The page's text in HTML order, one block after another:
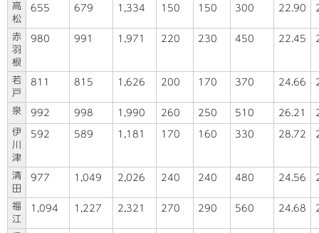
高
松
655 679 1,334 150 150 300 22.90
赤
羽
根
980 991 1,971 220 230 450 22.45
若
戸
811 815 1,626 200 170 370 24.66
泉 992 998 1,990 260 250 510 26.21
伊
川
津
592 589 1,181 170 160 330 28.72
清
田
977 1,049 2,026 240 240 480 24.56
福
江
1,094 1,227 2,321 270 290 560 24.68